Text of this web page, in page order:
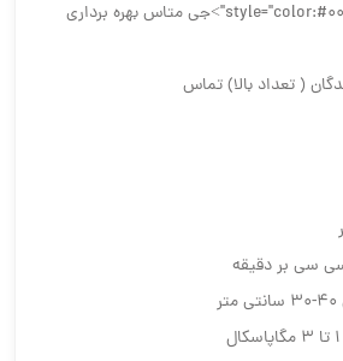
style="color:#008497" target="_blank">جی متاس بهره برداری
تماس